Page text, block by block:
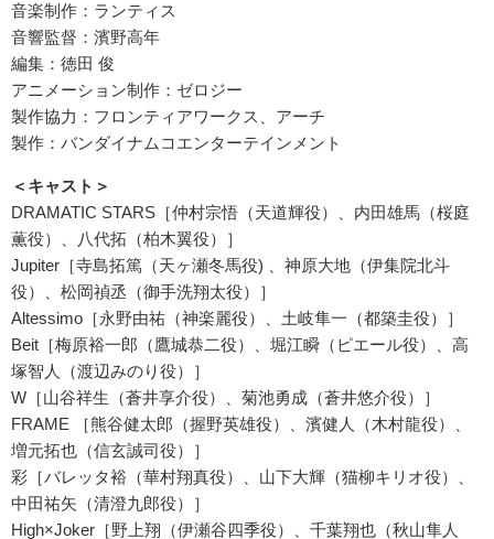
音楽制作：ランティス
音響監督：濱野高年
編集：徳田 俊
アニメーション制作：ゼロジー
製作協力：フロンティアワークス、アーチ
製作：バンダイナムコエンターテインメント
＜ キャスト＞
DRAMATIC STARS［仲村宗悟（天道輝役）、内田雄馬（桜庭
薫役）、八代拓（柏木翼役）］
Jupiter［寺島拓篤（天ヶ瀬冬馬役) 、神原大地（伊集院北斗
役）、松岡禎丞（御手洗翔太役）］
Altessimo［永野由祐（神楽麗役）、土岐隼一（都築圭役）］
Beit［梅原裕一郎（鷹城恭二役）、堀江瞬（ピエール役）、高
塚智人（渡辺みのり役）］
W［山谷祥生（蒼井享介役）、菊池勇成（蒼井悠介役）］
FRAME ［熊谷健太郎（握野英雄役）、濱健人（木村龍役）、
増元拓也（信玄誠司役）］
彩［バレッタ裕（華村翔真役）、山下大輝（猫柳キリオ役）、
中田祐矢（清澄九郎役）］
High×Joker［野上翔（伊瀬谷四季役）、千葉翔也（秋山隼人